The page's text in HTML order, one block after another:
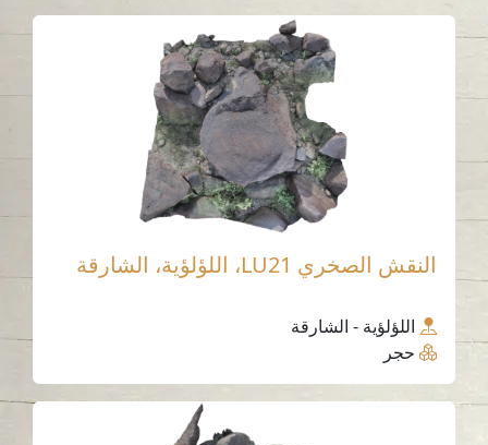
النقش الصخري LU21، اللؤلؤية، الشارقة
اللؤلؤية - الشارقة
حجر